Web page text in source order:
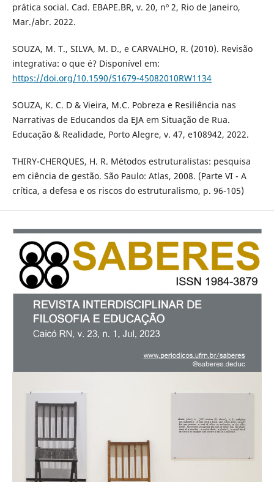
prática social. Cad. EBAPE.BR, v. 20, nº 2, Rio de Janeiro,
Mar./abr. 2022.
SOUZA, M. T., SILVA, M. D., e CARVALHO, R. (2010). Revisão
integrativa: o que é? Disponível em:
https://doi.org/10.1590/S1679-45082010RW1134
SOUZA, K. C. D & Vieira, M.C. Pobreza e Resiliência nas
Narrativas de Educandos da EJA em Situação de Rua.
Educação & Realidade, Porto Alegre, v. 47, e108942, 2022.
THIRY-CHERQUES, H. R. Métodos estruturalistas: pesquisa
em ciência de gestão. São Paulo: Atlas, 2008. (Parte VI - A
crítica, a defesa e os riscos do estruturalismo, p. 96-105)